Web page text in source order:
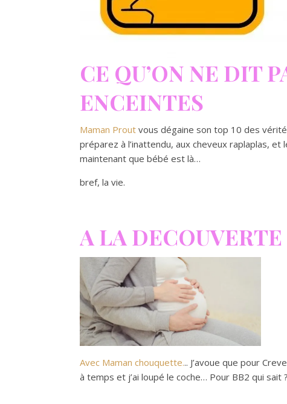
CE QU’ON NE DIT
ENCEINTES
Maman Prout vous dégaine son top 10 des
préparez à l’inattendu, aux cheveux raplaplas, et
maintenant que bébé est là…
bref, la vie.
A LA
Avec Maman chouquette... J’avoue que pour
à temps et j’ai loupé le coche… Pour BB2 qui sait ?